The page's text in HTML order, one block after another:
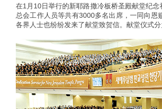
在1月10日举行的新耶路撒冷板桥圣殿献堂纪
总会工作人员等共有3000多名出席，一同向恩
各界人士也纷纷发来了献堂致贺信。献堂仪式